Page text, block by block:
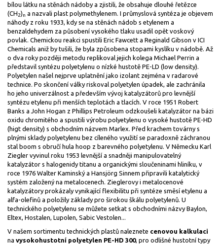
bílou látku na stěnách nádoby a zjistili, že obsahuje dlouhé řetězce
(CH2)n a nazvali plast polymethylenem. I průmyslová syntéza je objevem
náhody z roku 1933, kdy se na stěnách nádob s etylenem a
benzaldehydem za působení vysokého tlaku usadil opět voskový
povlak. Chemickou reakci spustili Eric Fawcett a Reginald Gibson v ICI
Chemicals aniž by tušili, že byla způsobena stopami kyslíku v nádobě. Až
o dva roky později metodu replikoval jejich kolega Michael Perrin a
představil syntézu polyetylenu o nízké hustotě PE-LD (low density).
Polyetylen našel nejprve uplatnění jako izolant zejména v radarové
technice. Po skončení války riskoval polyetylen úpadek, ale zachránila
ho jeho univerzálnost a především vývoj katalyzátorů pro levnější
syntézu etylenu při menších teplotách a tlacích. V roce 1951 Robert
Banks a John Hogan z Phillips Petroleum odzkoušeli katalyzátor na bázi
oxidu chromitého a spustili výrobu polyetylenu o vysoké hustotě PE-HD
(higt density) s obchodním názvem Marlex. Před krachem továrny s
plnými sklady polyetylenu bez cíleného využití se paradoxně záchranou
stal boom s obručí hula hoop z barevného polyetylenu. V Německu Karl
Ziegler vyvinul roku 1953 levnější a snadněji manipulovatelný
katalyzátor s halogenidy titanu a organickými sloučeninami hliníku, v
roce 1976 Walter Kaminský a Hansjörg Sinnem připravili katalytický
systém založený na metalocenech. Zieglerovy i metalocenové
katalyzátory prokázaly vynikající flexibilitu při syntéze směsí etylenu a
alfa-olefinů a položily základy pro širokou škálu polyetylenů. U
technického polyetylenu se můžete setkat s obchodními názvy Baylon,
Eltex, Hostalen, Lupolen, Sabic Vestolen...
V našem sortimentu technických plastů naleznete cenovou kalkulaci
na vysokohustotní polyetylen PE-HD 300, pro odlišné hustotní typy